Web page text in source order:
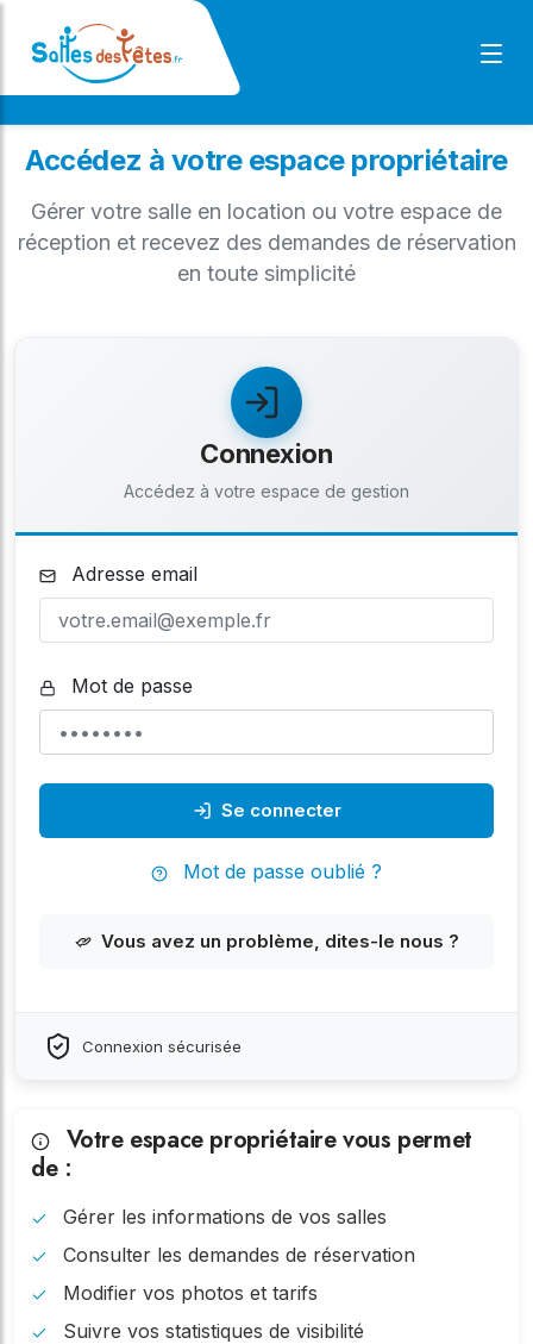
Accédez à votre espace propriétaire
Gérer votre salle en location ou votre espace de
réception et recevez des demandes de réservation
en toute simplicité
Connexion
Accédez à votre espace de gestion
Adresse email
Mot de passe
Se connecter
Mot de passe oublié ?
Vous avez un problème, dites-le nous ?
Connexion sécurisée
Votre espace propriétaire vous permet
de :
Gérer les informations de vos salles
Consulter les demandes de réservation
Modifier vos photos et tarifs
Suivre vos statistiques de visibilité